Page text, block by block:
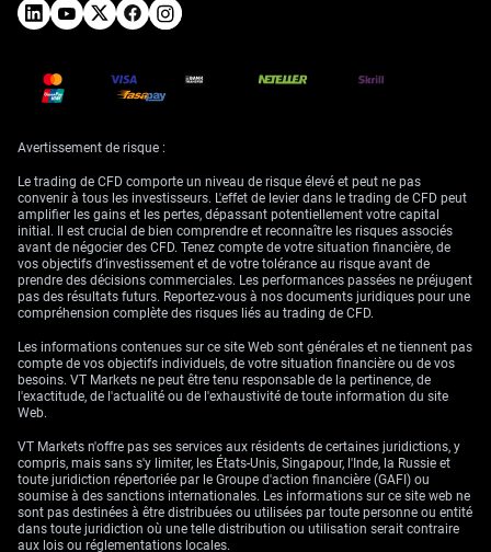
Impact sur les matières
premières, risques de
récession et stratégies
de portefeuille
Les matières premières liées à la construction devraient faire face à des
vents contraires en raison de ce ralentissement de l’activité. Nous
anticipons un recul des prix du bois d’œuvre et du cuivre, sous l’effet
d’une demande moindre. Vendre à découvert les futures sur le bois
d’œuvre (LBS) constitue un moyen direct d’exprimer ce scénario, d’autant
que les prix ont historiquement montré une forte corrélation avec les
du ralentissement de 2022.
Enfin, la dégradation d’un indicateur clé comme le logement ravive des
inquiétudes plus larges quant à un risque de récession. Nous renforçons
la protection à la baisse de notre portefeuille global via des options de
une hausse de la volatilité des marchés, rendant attractives, à titre de
couverture, des positions longues sur les futures VIX ou l’achat d’options
d’achat (calls) face à la montée de l’incertitude.
Avertissement de risque :
Le trading de CFD comporte un niveau de risque élevé et peut ne pas
convenir à tous les investisseurs. L'effet de levier dans le trading de CFD peut
amplifier les gains et les pertes, dépassant potentiellement votre capital
initial. Il est crucial de bien comprendre et reconnaître les risques associés
avant de négocier des CFD. Tenez compte de votre situation financière, de
vos objectifs d’investissement et de votre tolérance au risque avant de
prendre des décisions commerciales. Les performances passées ne préjugent
pas des résultats futurs. Reportez-vous à nos documents juridiques pour une
compréhension complète des risques liés au trading de CFD.
Les informations contenues sur ce site Web sont générales et ne tiennent pas
compte de vos objectifs individuels, de votre situation financière ou de vos
besoins. VT Markets ne peut être tenu responsable de la pertinence, de
l'exactitude, de l'actualité ou de l'exhaustivité de toute information du site
Web.
VT Markets n'offre pas ses services aux résidents de certaines juridictions, y
compris, mais sans s'y limiter, les États-Unis, Singapour, l'Inde, la Russie et
toute juridiction répertoriée par le Groupe d'action financière (GAFI) ou
soumise à des sanctions internationales. Les informations sur ce site web ne
sont pas destinées à être distribuées ou utilisées par toute personne ou entité
dans toute juridiction où une telle distribution ou utilisation serait contraire
aux lois ou réglementations locales.